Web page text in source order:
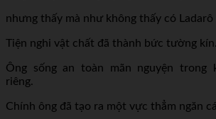
nhưng thấy mà như không thấy có
Tiện nghi vật chất đã thành bức tường kín.
Ông sống an toàn mãn nguyện trong
riêng.
Chính ông đã tạo ra một vực thẳm ngăn